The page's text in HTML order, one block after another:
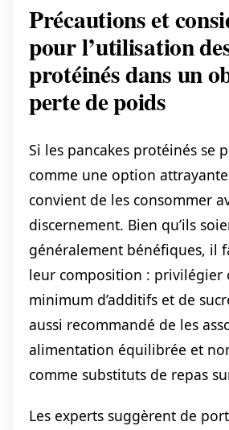
Précautions et
pour l’utilisation
protéinés dans un
perte de poids
Si les pancakes protéinés se
comme une option
convient de les consommer
discernement. Bien qu’ils
généralement bénéfiques, il
leur composition : privilégier
minimum d’additifs et de
aussi recommandé de les
alimentation équilibrée et
comme substituts de repas
Les experts suggèrent de